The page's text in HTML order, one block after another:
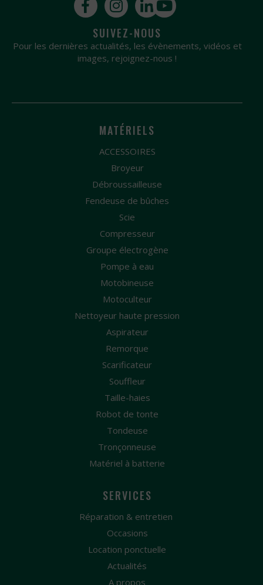
SUIVEZ-NOUS
Pour les dernières actualités, les évènements, vidéos et
images, rejoignez-nous !
MATÉRIELS
ACCESSOIRES
Broyeur
Débroussailleuse
Fendeuse de bûches
Scie
Compresseur
Groupe électrogène
Pompe à eau
Motobineuse
Motoculteur
Nettoyeur haute pression
Aspirateur
Remorque
Scarificateur
Souffleur
Taille-haies
Robot de tonte
Tondeuse
Tronçonneuse
Matériel à batterie
SERVICES
Réparation & entretien
Occasions
Location ponctuelle
Actualités
A propos